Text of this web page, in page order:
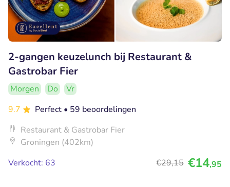
2-gangen keuzelunch bij Restaurant &
Gastrobar Fier
Morgen Do
Vr
9.7
Perfect • 59 beoordelingen
Restaurant & Gastrobar Fier
Groningen (402km)
Verkocht: 63
€29,15 €14,95